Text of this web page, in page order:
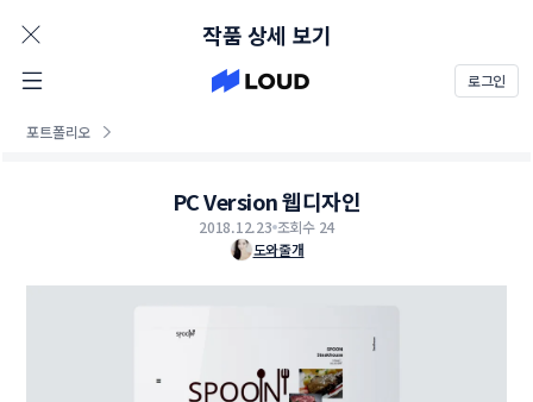
로그인
포트폴리오
작품 상세 보기
PC Version 웹디자인
2018.12.23 조회수 24
도와줄개